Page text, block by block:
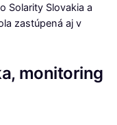
Solarity Slovakia a
zastúpená aj v
monitoring